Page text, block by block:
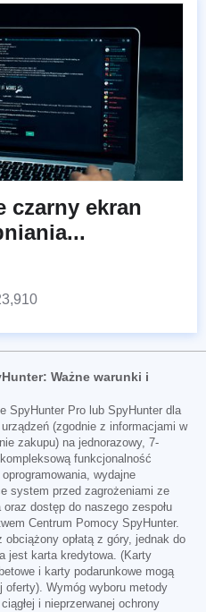
czarny ekran
Ważne warunki i
SpyHunter Pro lub SpyHunter dla
(zgodnie z informacjami w
zakupu) na jednorazowy, 7-
funkcjonalność
wydajne
system przed zagrożeniami ze
dostęp do naszego zespołu
Centrum Pomocy SpyHunter.
opłatą z góry, jednak do
jest karta kredytowa. (Karty
i karty podarunkowe mogą
oferty). Wymóg wyboru metody
i nieprzerwanej ochrony